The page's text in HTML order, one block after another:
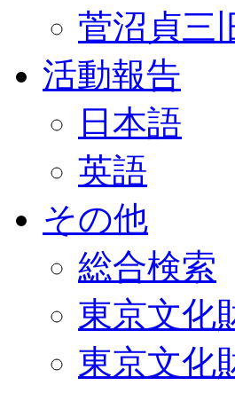
菅沼貞三
活動報告
日本語
英語
その他
総合検索
東京文化
東京文化